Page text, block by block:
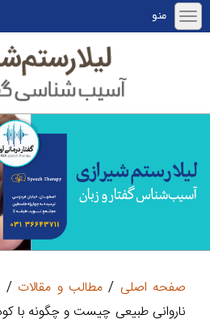
منو
صفحه اصلی /مطالب و مقالات /